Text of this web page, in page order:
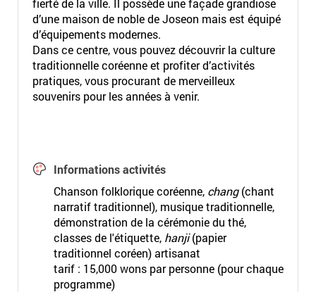
fierté de la ville. Il possède une façade grandiose
d’une maison de noble de Joseon mais est équipé
d’équipements modernes.
Dans ce centre, vous pouvez découvrir la culture
traditionnelle coréenne et profiter d’activités
pratiques, vous procurant de merveilleux
souvenirs pour les années à venir.
Informations activités
Chanson folklorique coréenne, chang(chant
narratif traditionnel), musique traditionnelle,
démonstration de la cérémonie du thé,
classes de l'étiquette, hanji(papier
traditionnel coréen) artisanat
tarif : 15,000 wons par personne (pour chaque
programme)